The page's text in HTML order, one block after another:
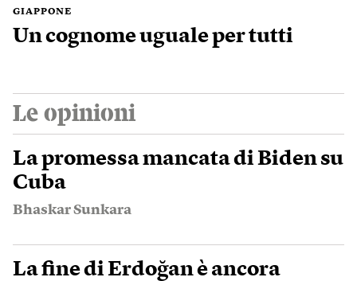
GIAPPONE
Un cognome uguale per tutti
Le opinioni
La promessa mancata di Biden su
Cuba
Bhaskar Sunkara
La fine di Erdoğan è ancora